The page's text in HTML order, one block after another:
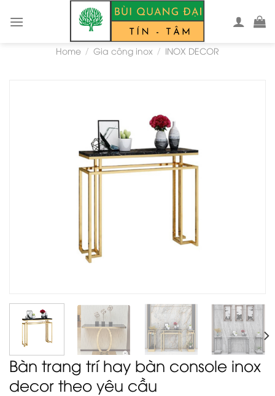
Home / Gia công inox / INOX DECOR
Bàn trang trí hay bàn console inox
decor theo yêu cầu